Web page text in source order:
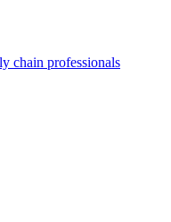
chain professionals